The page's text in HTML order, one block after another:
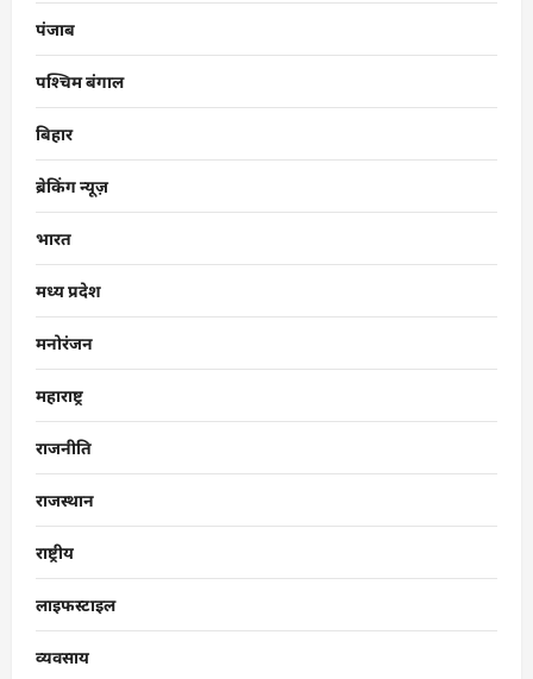
पंजाब
पश्चिम बंगाल
बिहार
ब्रेकिंग न्यूज़
भारत
मध्य प्रदेश
मनोरंजन
महाराष्ट्र
राजनीति
राजस्थान
राष्ट्रीय
लाइफस्टाइल
व्यवसाय